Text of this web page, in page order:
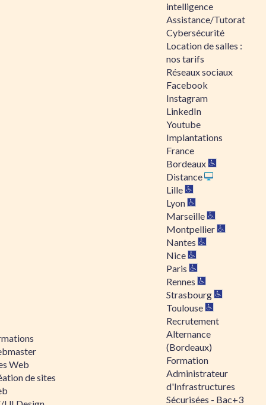
Web
de sites
intelligence
Assistance/Tutorat
Cybersécurité
Location de salles :
nos tarifs
Réseaux sociaux
Facebook
Instagram
LinkedIn
Youtube
Implantations
France
Bordeaux
Distance
Lille
Lyon
Marseille
Montpellier
Nantes
Nice
Paris
Rennes
Strasbourg
Toulouse
Recrutement
Alternance
(Bordeaux)
Formation
Administrateur
d'Infrastructures
Sécurisées - Bac+3